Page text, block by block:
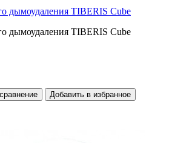
дымоудаления TIBERIS Cube
дымоудаления TIBERIS Cube
Добавить в избранное